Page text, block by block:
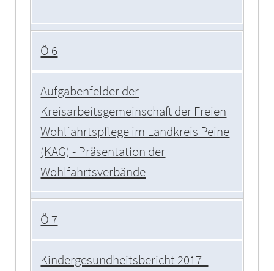
Ö 6
Aufgabenfelder der
Kreisarbeitsgemeinschaft der Freien
Wohlfahrtspflege im Landkreis Peine
(KAG) - Präsentation der
Wohlfahrtsverbände
Ö 7
Kindergesundheitsbericht 2017 -